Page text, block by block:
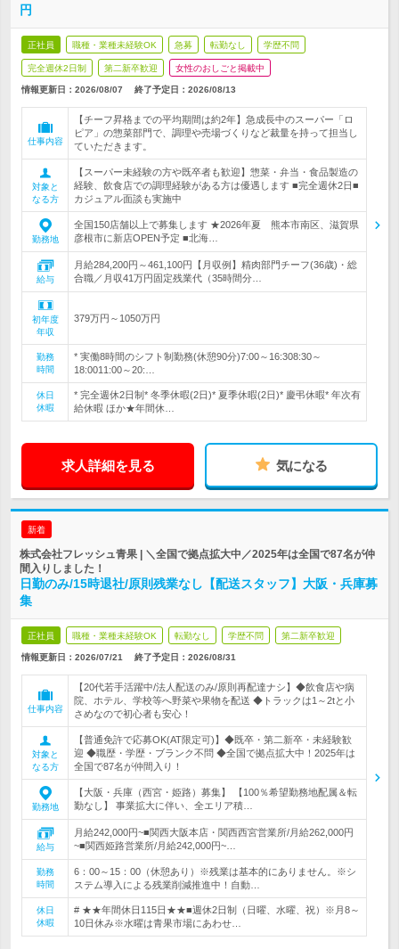
円
正社員 職種・業種未経験OK 急募 転勤なし 学歴不問
完全週休2日制 第二新卒歓迎 女性のおしごと掲載中
情報更新日：2026/08/07 終了予定日： 2026/08/13
仕事内容
【チーフ昇格までの平均期間は約2年】急成長中のスーパー「ロ
ピア」の惣菜部門で、調理や売場づくりなど裁量を持って担当し
ていただきます。
対象と
なる方
【スーパー未経験の方や既卒者も歓迎】惣菜・弁当・食品製造の
経験、飲食店での調理経験がある方は優遇します ■完全週休2日■
カジュアル面談も実施中
勤務地
全国150店舗以上で募集します ★2026年夏 熊本市南区、滋賀県
彦根市に新店OPEN予定 ■北海…
給与
月給284,200円～461,100円【月収例】精肉部門チーフ(36歳)・総
合職／月収41万円固定残業代（35時間分…
初年度
年収
379万円～1050万円
勤務
時間
* 実働8時間のシフト制勤務(休憩90分)7:00～16:308:30～
18:0011:00～20:…
休日
休暇
* 完全週休2日制* 冬季休暇(2日)* 夏季休暇(2日)* 慶弔休暇* 年次有
給休暇 ほか★年間休…
求人詳細を見る 気になる
新着
株式会社フレッシュ青果 | ＼全国で拠点拡大中／2025年は全国で87名が仲
間入りしました！
日勤のみ/15時退社/原則残業なし【配送スタッフ】大阪・兵庫募
集
正社員 職種・業種未経験OK 転勤なし 学歴不問 第二新卒歓迎
情報更新日：2026/07/21 終了予定日： 2026/08/31
仕事内容
【20代若手活躍中/法人配送のみ/原則再配達ナシ】◆飲食店や病
院、ホテル、学校等へ野菜や果物を配送 ◆トラックは1～2tと小
さめなので初心者も安心！
対象と
なる方
【普通免許で応募OK(AT限定可)】◆既卒・第二新卒・未経験歓
迎 ◆職歴・学歴・ブランク不問 ◆全国で拠点拡大中！2025年は
全国で87名が仲間入り！
勤務地
【大阪・兵庫（西宮・姫路）募集】 【100％希望勤務地配属＆転
勤なし】 事業拡大に伴い、全エリア積…
給与
月給242,000円~■関西大阪本店・関西西宮営業所/月給262,000円
~■関西姫路営業所/月給242,000円~…
勤務
時間
6：00～15：00（休憩あり）※残業は基本的にありません。※シ
ステム導入による残業削減推進中！自動…
休日
休暇
# ★★年間休日115日★★■週休2日制（日曜、水曜、祝）※月8～
10日休み※水曜は青果市場にあわせ…